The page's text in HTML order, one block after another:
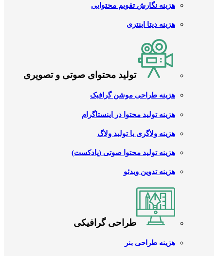
هزینه نگارش تقویم محتوایی
هزینه دیتا اینتری
تولید محتوای صوتی و تصویری
هزینه طراحی موشن گرافیک
هزینه تولید محتوا در اینستاگرام
هزینه ولاگری یا تولید ولاگ
هزینه تولید محتوا صوتی (پادکست)
هزینه تدوین ویدئو
طراحی گرافیکی
هزینه طراحی بنر